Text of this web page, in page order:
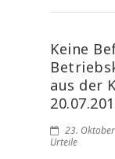
Keine
aus der
23.
Urteile